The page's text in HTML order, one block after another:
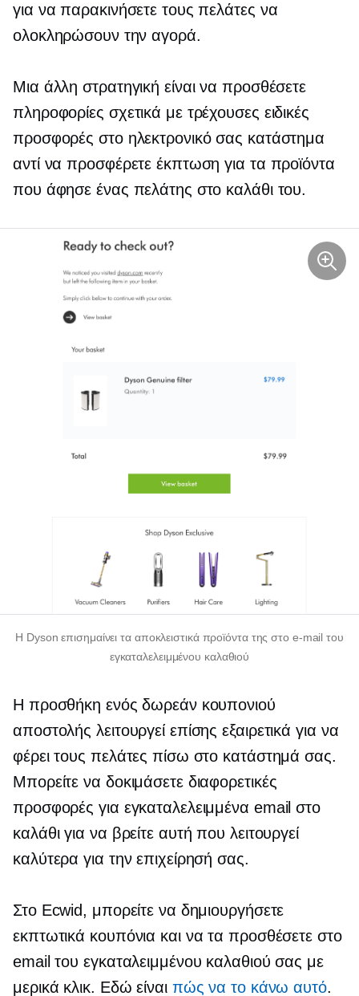
για να παρακινήσετε τους πελάτες να
ολοκληρώσουν την αγορά.
Μια άλλη στρατηγική είναι να προσθέσετε
πληροφορίες σχετικά με τρέχουσες ειδικές
προσφορές στο ηλεκτρονικό σας κατάστημα
αντί να προσφέρετε έκπτωση για τα προϊόντα
που άφησε ένας πελάτης στο καλάθι του.
Η Dyson επισημαίνει τα αποκλειστικά προϊόντα της στο e-mail του
εγκαταλελειμμένου καλαθιού
Η προσθήκη ενός δωρεάν κουπονιού
αποστολής λειτουργεί επίσης εξαιρετικά για να
φέρει τους πελάτες πίσω στο κατάστημά σας.
Μπορείτε να δοκιμάσετε διαφορετικές
προσφορές για εγκαταλελειμμένα email στο
καλάθι για να βρείτε αυτή που λειτουργεί
καλύτερα για την επιχείρησή σας.
Στο Ecwid, μπορείτε να δημιουργήσετε
εκπτωτικά κουπόνια και να τα προσθέσετε στο
email του εγκαταλειμμένου καλαθιού σας με
μερικά κλικ. Εδώ είναι πώς να το κάνω αυτό.